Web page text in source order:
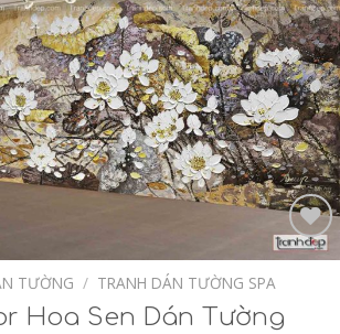
Add to
TƯỜNG / TRANH DÁN TƯỜNG SPA
Hoa Sen Dán Tường